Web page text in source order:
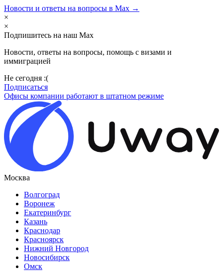
Новости и ответы на вопросы в Max →
×
×
Подпишитесь на наш Max
Новости, ответы на вопросы, помощь с визами и
иммиграцией
Не сегодня :(
Подписаться
Офисы компании работают в штатном режиме
Москва
Волгоград
Воронеж
Екатеринбург
Казань
Краснодар
Красноярск
Нижний Новгород
Новосибирск
Омск